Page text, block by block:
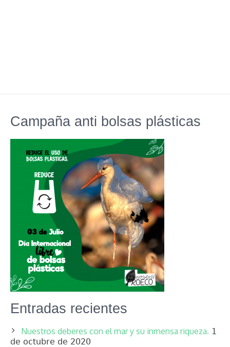
Campaña anti bolsas plásticas
Entradas recientes
Nuestros deberes con el mar y su inmensa riqueza. 1
de octubre de 2020